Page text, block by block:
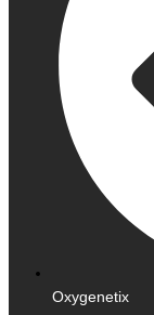
Oxygenetix